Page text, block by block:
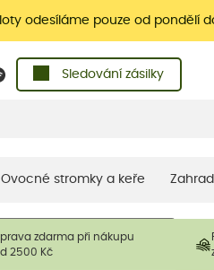
odesíláme pouze od pondělí
Sledování zásilky
Ovocné stromky a keře
zdarma při nákupu
2500 Kč
na sezónnosti mohou být
níže, než je uvedená